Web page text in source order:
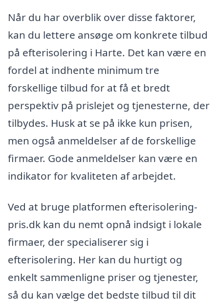
Når du har overblik over disse faktorer,
kan du lettere ansøge om konkrete tilbud
på efterisolering i Harte. Det kan være en
fordel at indhente minimum tre
forskellige tilbud for at få et bredt
perspektiv på prislejet og tjenesterne, der
tilbydes. Husk at se på ikke kun prisen,
men også anmeldelser af de forskellige
firmaer. Gode anmeldelser kan være en
indikator for kvaliteten af arbejdet.
Ved at bruge platformen efterisolering-
pris.dk kan du nemt opnå indsigt i lokale
firmaer, der specialiserer sig i
efterisolering. Her kan du hurtigt og
enkelt sammenligne priser og tjenester,
så du kan vælge det bedste tilbud til dit